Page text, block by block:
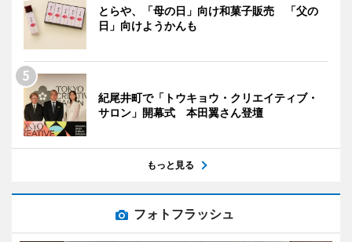
とらや、「母の日」向け和菓子販売 「父の
日」向けようかんも
紀尾井町で「トウキョウ・クリエイティブ・
サロン」開幕式 本田翼さん登壇
もっと見る
フォトフラッシュ